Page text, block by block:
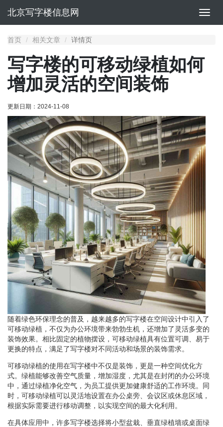
切
换
北京写字楼信息网
首页 相关文章 详情页
写字楼的可移动绿植如何
增加灵活的空间装饰
更新日期： 2024-11-08
随着绿色环保理念的普及，越来越多的写字楼在空间设计中引入了
可移动绿植，不仅为办公环境带来勃勃生机，还增加了灵活多变的
装饰效果。相比固定的植物摆设，可移动绿植具有位置可调、易于
更换的特点，满足了写字楼对不同活动和场景的装饰需求。
可移动绿植的使用在写字楼中不仅是装饰，更是一种空间优化方
式。绿植能够改善空气质量，增加湿度，尤其是在封闭的办公环境
中，通过绿植净化空气，为员工提供更加健康舒适的工作环境。同
时，可移动绿植可以灵活地设置在办公桌旁、会议区或休息区域，
根据实际需要进行移动调整，以实现空间的最大化利用。
在具体应用中，许多写字楼选择将小型盆栽、垂直绿植墙或桌面绿